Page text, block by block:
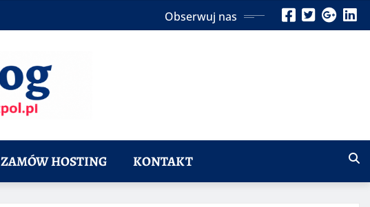
Obserwuj nas
ZAMÓW HOSTING KONTAKT